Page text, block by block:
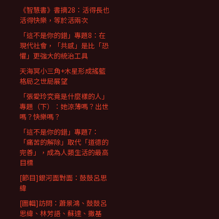
《智慧書》書摘28：活得長也
活得快樂，等於活兩次
「這不是你的錯」專題8：在
現代社會，「共感」是比「恐
懼」更強大的統治工具
天海冥小三角+木星形成搖籃
格局之世局展望
「張愛玲究竟是什麼樣的人」
專題（下）：她涼薄嗎？出世
嗎？快樂嗎？
「這不是你的錯」專題7：
「痛苦的解除」取代「道德的
完善」，成為人類生活的最高
目標
[節目]銀河面對面：鼓鼓呂思
緯
[圖輯]訪問：蕭景鴻、鼓鼓呂
思緯、林芳語、蘇達、撒基